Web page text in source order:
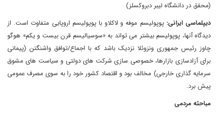
(محقق در دانشگاه لیبر دبروکسلز)
دیپلماسی ایرانی: پوپولیسم موفه و لاکلاو با پوپولیسم اروپایی متفاوت است. از
دیدگاه آنها، پوپولیسم بیشتر می تواند به «سوسیالیسم قرن بیست و یکم» هوگو
چاوز رئیس جمهوری ونزوئلا نزدیک باشد که با اجماع/توافق واشنگتن (پیمانی
برای آزادسازی بازارها، خصوصی سازی شرکت های دولتی و سیاست های مشوق
سرمایه گذاری خارجی) مخالف بود و اقتصاد کشور خود را به سوی مصرف عمومی
پیش برد.
مباحثه مردمی